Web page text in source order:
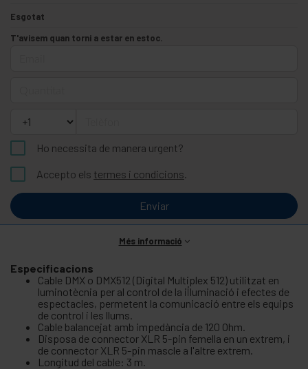
Esgotat
T'avisem quan torni a estar en estoc.
Ho necessita de manera urgent?
Accepto els termes i condicions.
Enviar
Més informació
Especificacions
Cable DMX o DMX512 (Digital Multiplex 512) utilitzat en
luminotècnia per al control de la il·luminació i efectes de
espectacles, permetent la comunicació entre els equips
de control i les llums.
Cable balancejat amb impedància de 120 Ohm.
Disposa de connector XLR 5-pin femella en un extrem, i
de connector XLR 5-pin mascle a l'altre extrem.
Longitud del cable: 3 m.